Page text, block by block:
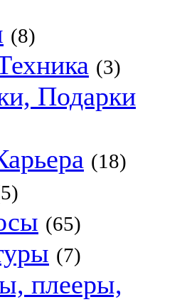
(8)
(3)
Подарки
(18)
(65)
(7)
плееры,